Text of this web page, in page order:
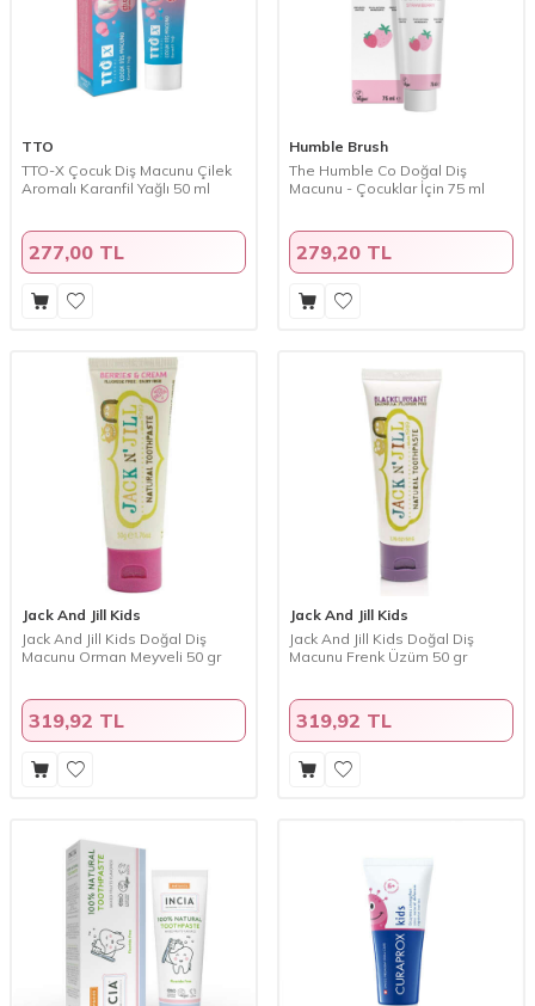
TTO
TTO-X Çocuk Diş Macunu Çilek
Aromalı Karanfil Yağlı 50 ml
277,00 TL
Humble Brush
The Humble Co Doğal Diş
Macunu - Çocuklar İçin 75 ml
279,20 TL
Jack And Jill Kids
Jack And Jill Kids Doğal Diş
Macunu Orman Meyveli 50 gr
319,92 TL
Jack And Jill Kids
Jack And Jill Kids Doğal Diş
Macunu Frenk Üzüm 50 gr
319,92 TL